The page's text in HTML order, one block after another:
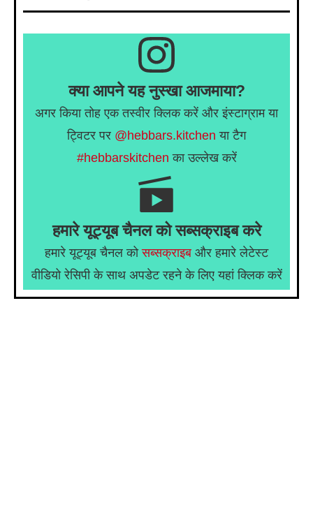
क्या आपने यह नुस्खा आजमाया?
अगर किया तोह एक तस्वीर क्लिक करें और इंस्टाग्राम या
ट्विटर पर @hebbars.kitchen या टैग
#hebbarskitchen का उल्लेख करें
हमारे यूट्यूब चैनल को सब्सक्राइब करे
हमारे यूट्यूब चैनल कोसब्सक्राइब और हमारे लेटेस्ट
वीडियो रेसिपी के साथ अपडेट रहने के लिए यहां क्लिक करें